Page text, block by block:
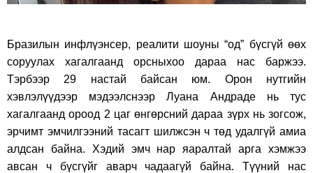
Бразилын инфлүэнсер, реалити шоуны “од” бүсгүй өөх
соруулах хагалгаанд орсныхоо дараа нас баржээ.
Тэрбээр 29 настай байсан юм. Орон нутгийн
хэвлэлүүдээр мэдээлснээр Луана Андраде нь тус
хагалгаанд ороод 2 цаг өнгөрсний дараа зүрх нь зогсож,
эрчимт эмчилгээний тасагт шилжсэн ч төд удалгүй амиа
алдсан байна. Хэдий эмч нар яаралтай арга хэмжээ
авсан ч бүсгүйг аварч чадаагүй байна. Түүний нас